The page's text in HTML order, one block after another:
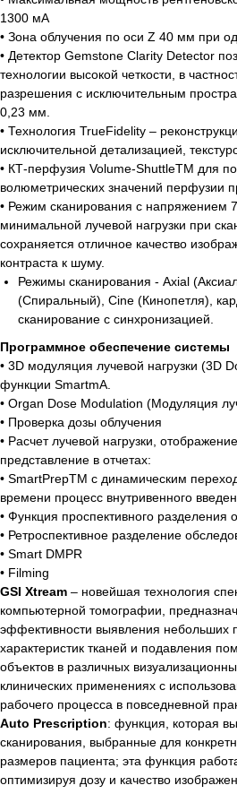
1300 мА
• Зона облучения по оси Z 40 мм при
• Детектор Gemstone Clarity Detector
технологии высокой четкости, в
разрешения с исключительным
0,23 мм.
• Технология TrueFidelity –
исключительной детализацией,
• КТ-перфузия Volume-ShuttleTM для
волюметрических значений перфузии
• Режим сканирования с напряжением
минимальной лучевой нагрузки при
сохраняется отличное качество
контраста к шуму.
Режимы сканирования - Axial
(Спиральный), Cine (Кинопетля),
сканирование с синхронизацией.
Программное обеспечение системы
• 3D модуляция лучевой нагрузки (3D
функции SmartmA.
• Organ Dose Modulation (Модуляция
• Проверка дозы облучения
• Расчет лучевой нагрузки,
представление в отчетах:
• SmartPrepTM с динамическим
времени процесс внутривенного
• Функция проспективного разделения
• Ретроспективное разделение
• Smart DMPR
• Filming
GSI Xtream – новейшая технология
компьютерной томографии,
эффективности выявления небольших
характеристик тканей и подавления
объектов в различных
клинических применениях с
рабочего процесса в повседневной
Auto Prescription: функция, которая
сканирования, выбранные для
размеров пациента; эта функция
оптимизируя дозу и качество
Есть
Оставьте номер и мы
+998
Позвоните мне
Официальный
дистрибьютор медицинского
оборудования
Основное
О нас
Каталог
Услуги
Новости
Информация
Для клиента
Фотогалерея
Партнеры
Команда
Бренды
Контакты